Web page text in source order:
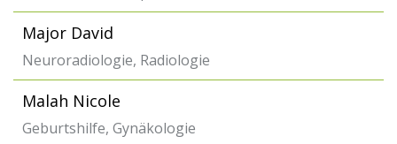
Major David
Neuroradiologie, Radiologie
Malah Nicole
Geburtshilfe, Gynäkologie